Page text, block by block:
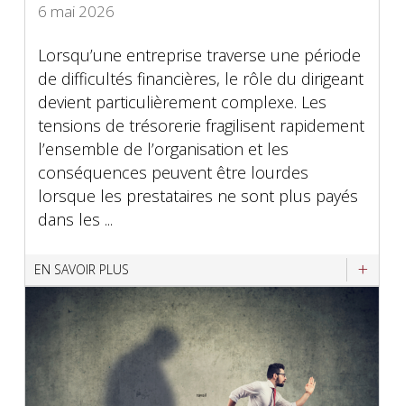
6 mai 2026
Lorsqu’une entreprise traverse une période
de difficultés financières, le rôle du dirigeant
devient particulièrement complexe. Les
tensions de trésorerie fragilisent rapidement
l’ensemble de l’organisation et les
conséquences peuvent être lourdes
lorsque les prestataires ne sont plus payés
dans les ...
EN SAVOIR PLUS